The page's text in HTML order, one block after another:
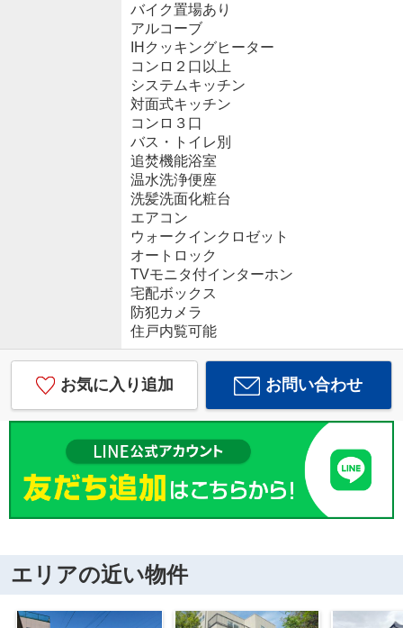
バイク置場あり
アルコーブ
IHクッキングヒーター
コンロ２口以上
システムキッチン
対面式キッチン
コンロ３口
バス・トイレ別
追焚機能浴室
温水洗浄便座
洗髪洗面化粧台
エアコン
ウォークインクロゼット
オートロック
TVモニタ付インターホン
宅配ボックス
防犯カメラ
住戸内覧可能
お気に入り追加 お問い合わせ
エリアの近い物件